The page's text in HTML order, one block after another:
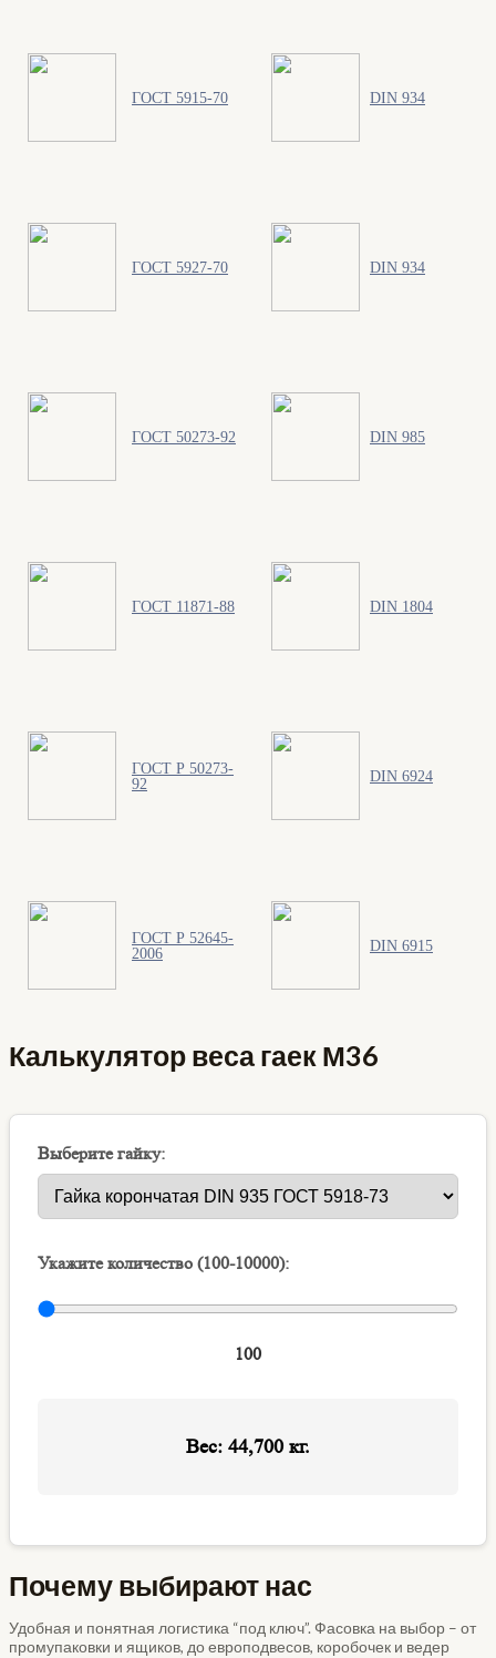
ГОСТ 5915-70 DIN 934
ГОСТ 5927-70 DIN 934
ГОСТ 50273-92 DIN 985
ГОСТ 11871-88 DIN 1804
ГОСТ Р 50273-
92
DIN 6924
ГОСТ Р 52645-
2006
DIN 6915
Калькулятор веса гаек М36
Почему выбирают нас
Удобная и понятная логистика “под ключ”. Фасовка на выбор – от
промупаковки и ящиков, до европодвесов, коробочек и ведер